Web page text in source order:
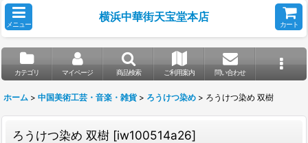
メニュー
横浜中華街天宝堂本店
カート
カテゴリ マイページ 商品検索 ご利用案内 問い合わせ
ホーム > 中国美術工芸・音楽・雑貨 > ろうけつ染め > ろうけつ染め 双樹
ろうけつ染め 双樹 [iw100514a26]